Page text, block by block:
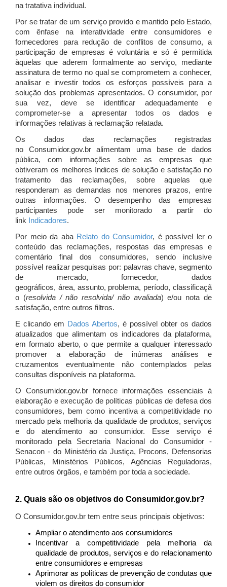
na tratativa individual.
Por se tratar de um serviço provido e mantido pelo Estado,
com ênfase na interatividade entre consumidores e
fornecedores para redução de conflitos de consumo, a
participação de empresas é voluntária e só é permitida
àquelas que aderem formalmente ao serviço, mediante
assinatura de termo no qual se comprometem a conhecer,
analisar e investir todos os esforços possíveis para a
solução dos problemas apresentados. O consumidor, por
sua vez, deve se identificar adequadamente e
comprometer-se a apresentar todos os dados e
informações relativas à reclamação relatada.
Os dados das reclamações registradas
no Consumidor.gov.br alimentam uma base de dados
pública, com informações sobre as empresas que
obtiveram os melhores índices de solução e satisfação no
tratamento das reclamações, sobre aquelas que
responderam as demandas nos menores prazos, entre
outras informações. O desempenho das empresas
participantes pode ser monitorado a partir do
link Indicadores.
Por meio da aba Relato do Consumidor, é possível ler o
conteúdo das reclamações, respostas das empresas e
comentário final dos consumidores, sendo inclusive
possível realizar pesquisas por: palavras chave, segmento
de mercado, fornecedor, dados
geográficos, área, assunto, problema, período, classificaçã
o (resolvida / não resolvida/ não avaliada) e/ou nota de
satisfação, entre outros filtros.
E clicando em Dados Abertos, é possível obter os dados
atualizados que alimentam os indicadores da plataforma,
em formato aberto, o que permite a qualquer interessado
promover a elaboração de inúmeras análises e
cruzamentos eventualmente não contemplados pelas
consultas disponíveis na plataforma.
O Consumidor.gov.br fornece informações essenciais à
elaboração e execução de políticas públicas de defesa dos
consumidores, bem como incentiva a competitividade no
mercado pela melhoria da qualidade de produtos, serviços
e do atendimento ao consumidor. Esse serviço é
monitorado pela Secretaria Nacional do Consumidor -
Senacon - do Ministério da Justiça, Procons, Defensorias
Públicas, Ministérios Públicos, Agências Reguladoras,
entre outros órgãos, e também por toda a sociedade.
2. Quais são os objetivos do Consumidor.gov.br?
O Consumidor.gov.br tem entre seus principais objetivos:
Ampliar o atendimento aos consumidores
Incentivar a competitividade pela melhoria da
qualidade de produtos, serviços e do relacionamento
entre consumidores e empresas
Aprimorar as políticas de prevenção de condutas que
violem os direitos do consumidor